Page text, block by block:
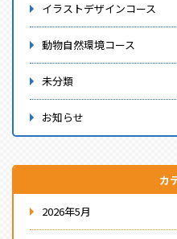
イラストデザインコース
動物自然環境コース
未分類
お知らせ
カ
2026年5月